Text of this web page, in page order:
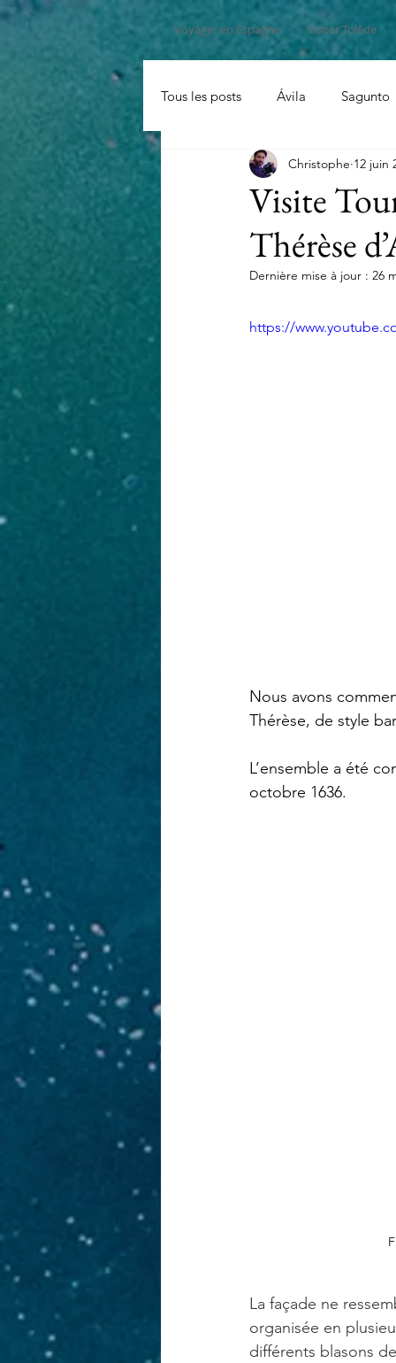
Voyager en Espagne Visiter Tolède
Tous les posts Ávila Sagunto
Visite
Thérèse
Christophe 12 juin
Dernière mise à jour : 26
https://
Nous avons
Thérèse, de style
L’ensemble a été
octobre 1636.
La façade ne
organisée en
différents blasons